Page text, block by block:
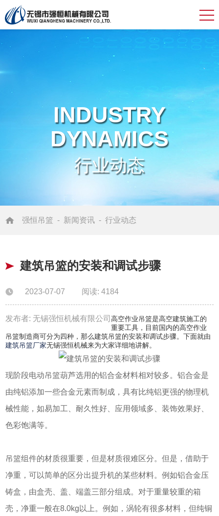
INDUSTRY
DYNAMICS
行业动态
强恒吊篮 - 新闻资讯 - 行业动态
建筑吊篮的安装和调试步骤
2023-07-07 阅读: 4184
发布者: 无锡强恒机械有限公司高空作业吊篮是高空建筑施工的
重要工具，目前国内的高空作业
吊篮制造商可分为四种，那么建筑吊篮的安装和调试步骤。下面就由
建筑吊篮厂家无锡强恒机械来为大家详细地讲解。
现阶段电动吊篮葫芦选用的铝合金材料相对较多。铝合金是
由纯铝添加一些合金元素而制成，具有比纯铝更强的物理机
械性能，如易加工、耐久性好、应用领域多、装饰效果好、
色彩饱满等。
吊篮组件的材质很重要，但是材质很难区分。但是，借助于
净重，可以简单的区分出提升机的某些材料。例如铝合金压
铸盒，由盒壳、盖、端盖三部分组成。对于重量较重的箱
壳，净重一般在8.0kg以上。例如，涡轮有很多材料，但纯铜